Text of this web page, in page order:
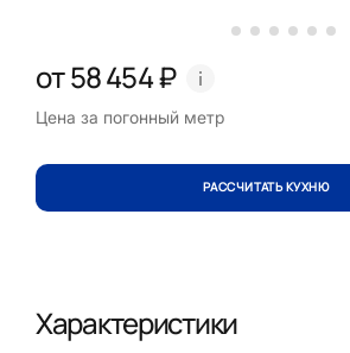
от 58 454 ₽
Цена за погонный метр
РАССЧИТАТЬ КУХНЮ
Характеристики